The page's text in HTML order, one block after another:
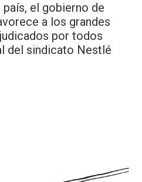
el gobierno de
a los grandes
por todos
del sindicato Nestlé